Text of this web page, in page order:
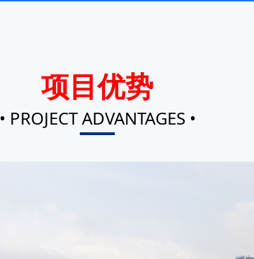
项目优势
• PROJECT ADVANTAGES •